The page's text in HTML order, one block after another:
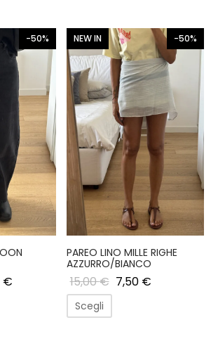
-50%
€
NEW IN -50%
PAREO LINO MILLE RIGHE
AZZURRO/BIANCO
15,00€ 7,50 €
Scegli